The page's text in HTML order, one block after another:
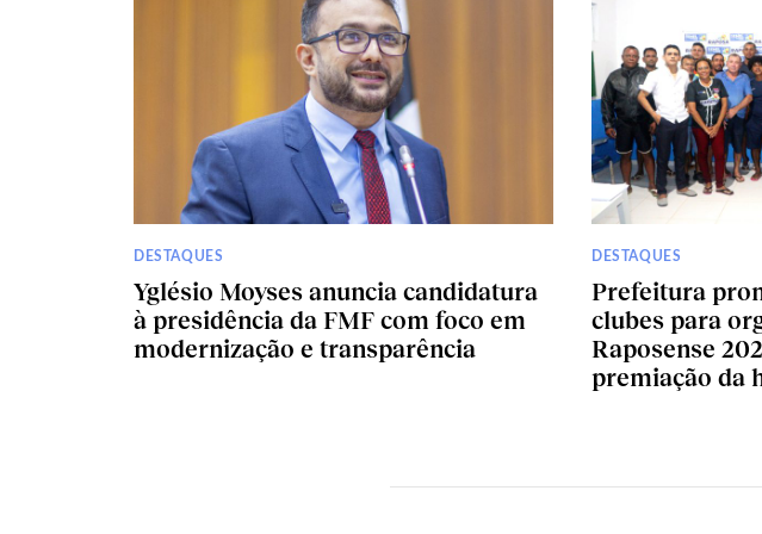
DESTAQUES
Yglésio Moyses anuncia candidatura
à presidência da FMF com foco em
modernização e transparência
DESTAQUES
Prefeitura
clubes para
Raposense
premiação da